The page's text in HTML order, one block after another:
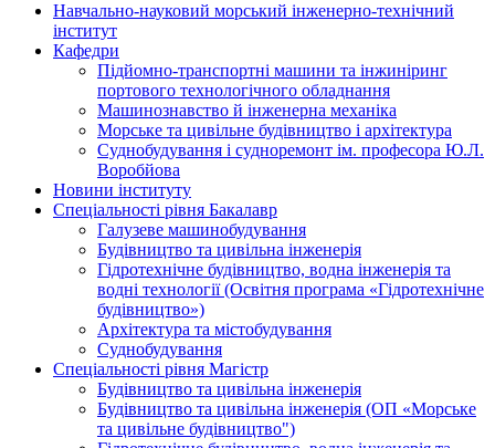
Навчально-науковий морський інженерно-технічний
інститут
Кафедри
Підйомно-транспортні машини та інжиніринг
портового технологічного обладнання
Машинознавство й інженерна механіка
Морське та цивільне будівництво і архітектура
Суднобудування і судноремонт ім. професора Ю.Л.
Воробйова
Новини інституту
Спеціальності рівня Бакалавр
Галузеве машинобудування
Будівництво та цивільна інженерія
Гідротехнічне будівництво, водна інженерія та
водні технології (Освітня програма «Гідротехнічне
будівництво»)
Архітектура та містобудування
Суднобудування
Спеціальності рівня Магістр
Будівництво та цивільна інженерія
Будівництво та цивільна інженерія (ОП «Морське
та цивільне будівництво")